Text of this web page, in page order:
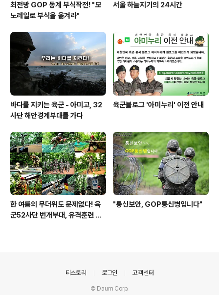
최전방 GOP 동계 부식작전! "모
노레일로 부식을 옮겨라"
서울 하늘지기의 24시간
바다를 지키는 육군 - 아미고, 32
사단 해안경계부대를 가다
육군블로그 '아미누리' 이전 안내
한 여름의 무더위도 문제없다! 육
군52사단 번개부대, 유격훈련 현
"통신보안, GOP통신병입니다"
티스토리 로그인 고객센터
© Daum Corp.